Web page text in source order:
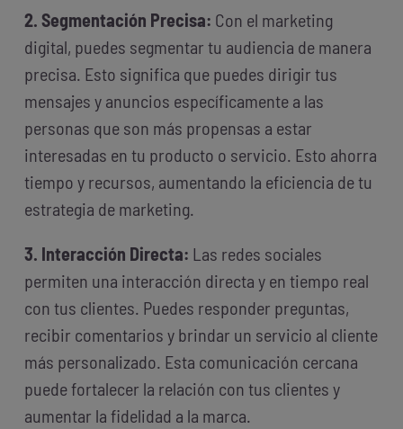
2. Segmentación Precisa: Con el marketing
digital, puedes segmentar tu audiencia de manera
precisa. Esto significa que puedes dirigir tus
mensajes y anuncios específicamente a las
personas que son más propensas a estar
interesadas en tu producto o servicio. Esto ahorra
tiempo y recursos, aumentando la eficiencia de tu
estrategia de marketing.
3. Interacción Directa: Las redes sociales
permiten una interacción directa y en tiempo real
con tus clientes. Puedes responder preguntas,
recibir comentarios y brindar un servicio al cliente
más personalizado. Esta comunicación cercana
puede fortalecer la relación con tus clientes y
aumentar la fidelidad a la marca.